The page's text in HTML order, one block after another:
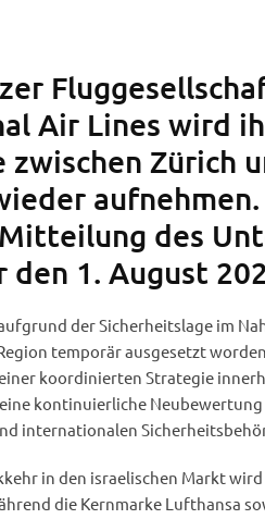
Air Lines wird
zwischen Zürich
des
den 1. August
der Sicherheitslage im
temporär ausgesetzt
koordinierten Strategie
kontinuierliche
internationalen
in den israelischen Markt
die Kernmarke Lufthansa